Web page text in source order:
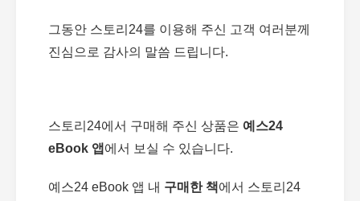
그동안 스토리24를 이용해 주신 고객 여러분께
진심으로 감사의 말씀 드립니다.
스토리24에서 구매해 주신 상품은 예스24
eBook 앱 에서 보실 수 있습니다.
예스24 eBook 앱 내 구매한 책에서 스토리24